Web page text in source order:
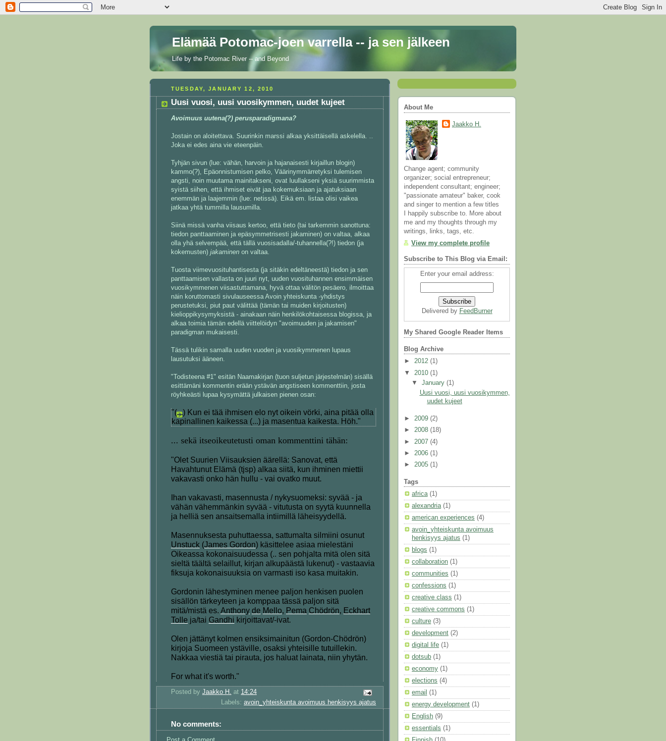
Elämää Potomac-joen varrella -- ja sen jälkeen
Life by the Potomac River -- and Beyond
TUESDAY, JANUARY 12, 2010
Uusi vuosi, uusi vuosikymmen, uudet kujeet
Avoimuus uutena(?) perusparadigmana?
Jostain on aloitettava. Suurinkin marssi alkaa yksittäisellä askelella. ..
Joka ei edes aina vie eteenpäin.
Tyhjän sivun (lue: vähän, harvoin ja hajanaisesti kirjaillun blogin)
kammo(?), Epäonnistumisen pelko, Väärinymmärretyksi tulemisen
angsti, noin muutama mainitakseni, ovat luullakseni yksiä suurimmista
syistä siihen, että ihmiset eivät jaa kokemuksiaan ja ajatuksiaan
enemmän ja laajemmin (lue: netissä). Eikä em. listaa olisi vaikea
jatkaa yhtä tummilla lausumilla.
Siinä missä vanha viisaus kertoo, että tieto (tai tarkemmin sanottuna:
tiedon panttaaminen ja epäsymmetrisesti jakaminen) on valtaa, alkaa
olla yhä selvempää, että tällä vuosisadalla/-tuhannella(?!) tiedon (ja
kokemusten) jakaminen on valtaa.
Tuosta viimevuosituhantisesta (ja sitäkin edeltäneestä) tiedon ja sen
panttaamisen vallasta on juuri nyt, uuden vuosituhannen ensimmäisen
vuosikymmenen viisastuttamana, hyvä ottaa välitön pesäero, ilmoittaa
näin koruttomasti sivulauseessa Avoin yhteiskunta -yhdistys
perustetuksi, piut paut välittää (tämän tai muiden kirjoitusten)
kielioppikysymyksistä - ainakaan näin henkilökohtaisessa blogissa, ja
alkaa toimia tämän edellä viittelöidyn "avoimuuden ja jakamisen"
paradigman mukaisesti.
Tässä tulikin samalla uuden vuoden ja vuosikymmenen lupaus
lausutuksi ääneen.
"Todisteena #1" esitän Naamakirjan (tuon suljetun järjestelmän) sisällä
esittämäni kommentin erään ystävän angstiseen kommenttiin, josta
röyhkeästi lupaa kysymättä julkaisen pienen osan:
"(...) Kun ei tää ihmisen elo nyt oikein vörki, aina pitää olla
kapinallinen kaikessa (...) ja masentua kaikesta. Höh."
... sekä itseoikeutetusti oman kommenttini tähän:
"Olet Suurien Viisauksien äärellä: Sanovat, että
Havahtunut Elämä (tjsp) alkaa siitä, kun ihminen miettii
vakavasti onko hän hullu - vai ovatko muut.
Ihan vakavasti, masennusta / nykysuomeksi: syvää - ja
vähän vähemmänkin syvää - vitutusta on syytä kuunnella
ja helliä sen ansaitsemalla intiimillä läheisyydellä.
Masennuksesta puhuttaessa, sattumalta silmiini osunut
Unstuck (James Gordon) käsittelee asiaa mielestäni
Oikeassa kokonaisuudessa (.. sen pohjalta mitä olen sitä
sieltä täältä selaillut, kirjan alkupäästä lukenut) - vastaavia
fiksuja kokonaisuuksia on varmasti iso kasa muitakin.
Gordonin lähestyminen menee paljon henkisen puolen
sisällön tärkeyteen ja komppaa tässä paljon sitä
mitä/mistä es. Anthony de Mello, Pema Chödrön, Eckhart
Tolle ja/tai Gandhi kirjoittavat/-ivat.
Olen jättänyt kolmen ensiksimainitun (Gordon-Chödrön)
kirjoja Suomeen ystäville, osaksi yhteisille tutuillekin.
Nakkaa viestiä tai pirauta, jos haluat lainata, niin yhytän.
For what it's worth."
Posted by Jaakko H. at 14:24
Labels: avoin_yhteiskunta avoimuus henkisyys ajatus
No comments:
About Me
Jaakko H.
Change agent; community
organizer; social entrepreneur;
independent consultant; engineer;
"passionate amateur" baker, cook
and singer to mention a few titles
I happily subscribe to. More about
me and my thoughts through my
writings, links, tags, etc.
View my complete profile
Subscribe to This Blog via Email:
Enter your email address:
Delivered by FeedBurner
My Shared Google Reader Items
Blog Archive
► 2012 (1)
▼ 2010 (1)
▼January(1)
Uusi vuosi, uusi vuosikymmen,
uudet kujeet
► 2009 (2)
► 2008 (18)
► 2007 (4)
► 2006 (1)
► 2005 (1)
Tags
africa (1)
alexandria (1)
american experiences (4)
avoin_yhteiskunta avoimuus
henkisyys ajatus (1)
blogs (1)
collaboration (1)
communities (1)
confessions (1)
creative class (1)
creative commons (1)
culture (3)
development (2)
digital life (1)
dotsub (1)
economy (1)
elections (4)
email (1)
energy development (1)
English (9)
essentials (1)